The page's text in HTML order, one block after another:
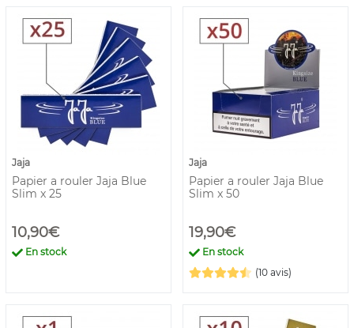
Jaja
Papier a rouler Jaja Blue
Slim x 25
10,90€
En stock
Jaja
Papier a rouler Jaja Blue
Slim x 50
19,90€
En stock
(10 avis)